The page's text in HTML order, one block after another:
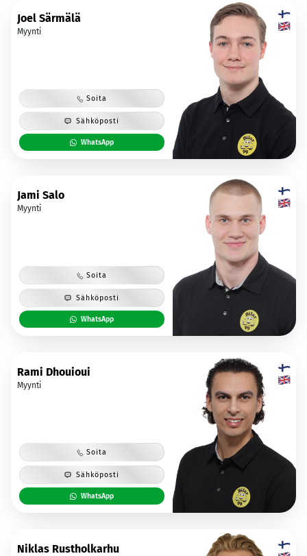
Joel Särmälä
Myynti
Soita
Sähköposti
WhatsApp
Jami Salo
Myynti
Soita
Sähköposti
WhatsApp
Rami Dhouioui
Myynti
Soita
Sähköposti
WhatsApp
Niklas Rustholkarhu